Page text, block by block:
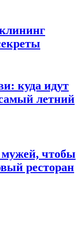
куда идут
летний
мужей, чтобы
ресторан